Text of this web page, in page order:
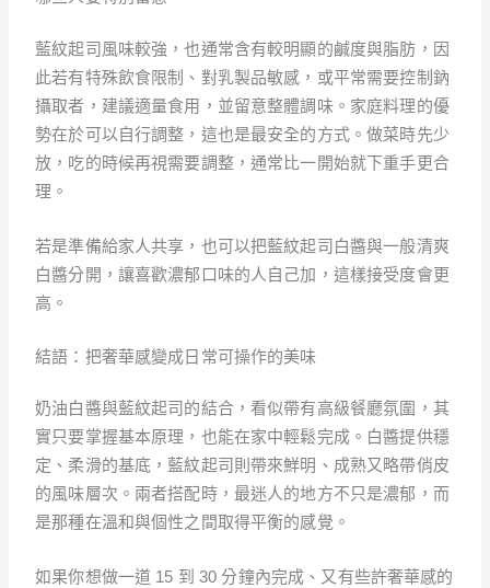
藍紋起司風味較強，也通常含有較明顯的鹹度與脂肪，因
此若有特殊飲食限制、對乳製品敏感，或平常需要控制鈉
攝取者，建議適量食用，並留意整體調味。家庭料理的優
勢在於可以自行調整，這也是最安全的方式。做菜時先少
放，吃的時候再視需要調整，通常比一開始就下重手更合
理。
若是準備給家人共享，也可以把藍紋起司白醬與一般清爽
白醬分開，讓喜歡濃郁口味的人自己加，這樣接受度會更
高。
結語：把奢華感變成日常可操作的美味
奶油白醬與藍紋起司的結合，看似帶有高級餐廳氛圍，其
實只要掌握基本原理，也能在家中輕鬆完成。白醬提供穩
定、柔滑的基底，藍紋起司則帶來鮮明、成熟又略帶俏皮
的風味層次。兩者搭配時，最迷人的地方不只是濃郁，而
是那種在溫和與個性之間取得平衡的感覺。
如果你想做一道 15 到 30 分鐘內完成、又有些許奢華感的